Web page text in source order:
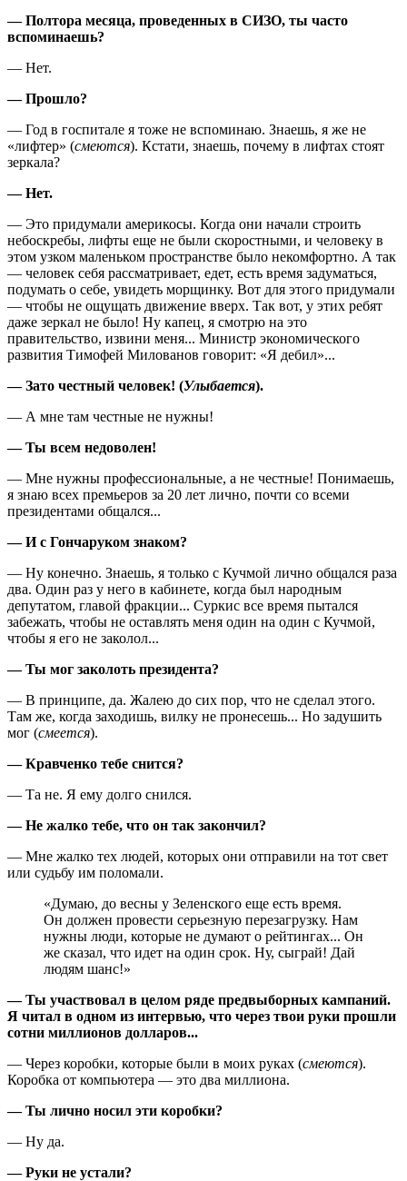
— Полтора месяца, проведенных в СИЗО, ты часто
вспоминаешь?
— Нет.
— Прошло?
— Год в госпитале я тоже не вспоминаю. Знаешь, я же не
«лифтер» (смеются). Кстати, знаешь, почему в лифтах стоят
зеркала?
— Нет.
— Это придумали америкосы. Когда они начали строить
небоскребы, лифты еще не были скоростными, и человеку в
этом узком маленьком пространстве было некомфортно. А так
— человек себя рассматривает, едет, есть время задуматься,
подумать о себе, увидеть морщинку. Вот для этого придумали
— чтобы не ощущать движение вверх. Так вот, у этих ребят
даже зеркал не было! Ну капец, я смотрю на это
правительство, извини меня... Министр экономического
развития Тимофей Милованов говорит: «Я дебил»...
— Зато честный человек! (Улыбается).
— А мне там честные не нужны!
— Ты всем недоволен!
— Мне нужны профессиональные, а не честные! Понимаешь,
я знаю всех премьеров за 20 лет лично, почти со всеми
президентами общался...
— И с Гончаруком знаком?
— Ну конечно. Знаешь, я только с Кучмой лично общался раза
два. Один раз у него в кабинете, когда был народным
депутатом, главой фракции... Суркис все время пытался
забежать, чтобы не оставлять меня один на один с Кучмой,
чтобы я его не заколол...
— Ты мог заколоть президента?
— В принципе, да. Жалею до сих пор, что не сделал этого.
Там же, когда заходишь, вилку не пронесешь... Но задушить
мог (смеется).
— Кравченко тебе снится?
— Та не. Я ему долго снился.
— Не жалко тебе, что он так закончил?
— Мне жалко тех людей, которых они отправили на тот свет
или судьбу им поломали.
«Думаю, до весны у Зеленского еще есть время.
Он должен провести серьезную перезагрузку. Нам
нужны люди, которые не думают о рейтингах... Он
же сказал, что идет на один срок. Ну, сыграй! Дай
людям шанс!»
— Ты участвовал в целом ряде предвыборных кампаний.
Я читал в одном из интервью, что через твои руки про­шли
сотни миллионов долларов...
— Через коробки, которые были в моих руках (смеются).
Коробка от компьютера — это два миллиона.
— Ты лично носил эти коробки?
— Ну да.
— Руки не устали?